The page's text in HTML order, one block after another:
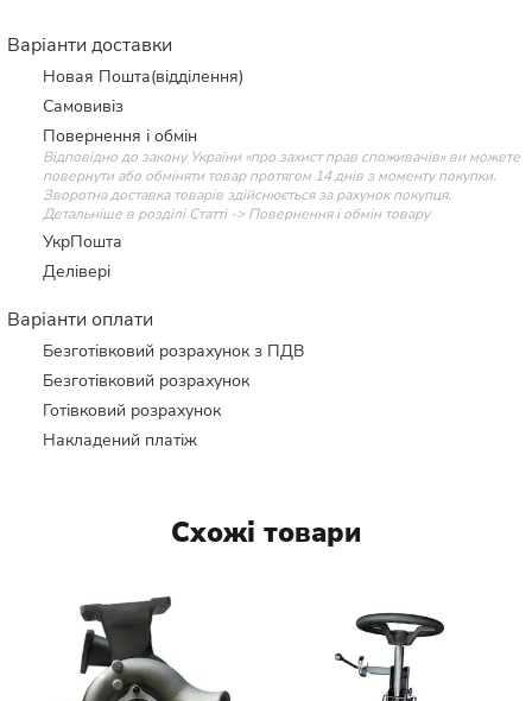
Варіанти доставки
Новая Пошта(відділення)
Самовивіз
Повернення і обмін
Відповідно до закону України «про захист прав споживачів» ви можете
повернути або обміняти товар протягом 14 днів з моменту покупки.
Зворотна доставка товарів здійснюється за рахунок покупця.
Детальніше в розділі Статті -> Повернення і обмін товару
УкрПошта
Делівері
Варіанти оплати
Безготівковий розрахунок з ПДВ
Безготівковий розрахунок
Готівковий розрахунок
Накладений платіж
Схожі товари